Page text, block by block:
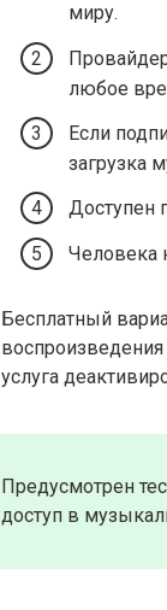
миру.
любое
Если
загрузка
Доступен
Человека
Бесплатный
услуга
Предусмотрен
доступ в